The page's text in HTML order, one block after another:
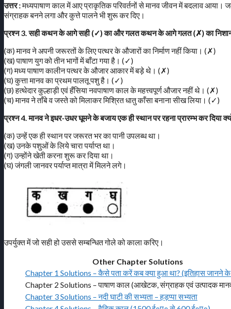
उत्तर :मध्यपाषाण काल में आए प्राकृतिक परिवर्तनों से मानव जीवन में बदलाव
संग्राहक बनने लगा और कुत्ते पालने भी शुरू कर दिए।
प्रश्न 3. सही कथन के आगे सही (✓) का और गलत कथन के आगे गलत (✗) का निशान
(क) मानव ने अपनी जरूरतों के लिए पत्थर के औजारों का निर्माण नहीं किया। (✗)
(ख) पाषाण युग को तीन भागों में बाँटा गया है। (✓)
(ग) मध्य पाषाण कालीन पत्थर के औजार आकार में बड़े थे। (✗)
(घ) कुत्ता मानव का प्रथम पालतू पशु है। (✓)
(छ) हत्थेदार कुल्हाड़ी एवं हँसिया नवपाषाण काल के महत्त्वपूर्ण औजार नहीं थे। (✗)
(च) मानव ने ताँबे व जस्ते को मिलाकर मिश्रित धातु काँसा बनाना सीख लिया। (✓)
प्रश्न 4. मानव ने इधर-उधर घूमने के बजाय एक ही स्थान पर रहना प्रारम्भ कर दिया
(क) उन्हें एक ही स्थान पर जरूरत भर का पानी उपलब्ध था।
(ख) उनके पशुओं के लिये चारा पर्याप्त था।
(ग) उन्होंने खेती करना शुरू कर दिया था।
(घ) जंगली जानवर पर्याप्त मात्रा में मिलने लगे।
उपर्युक्त में जो सही हो उससे सम्बन्धित गोले को काला करिए।
Other Chapter Solutions
Chapter 1 Solutions – कैसे पता करें कब क्या हुआ था? (इतिहास जानने
Chapter 2 Solutions – पाषाण काल (आखेटक, संग्राहक एवं उत्पादक
Chapter 3 Solutions – नदी घाटी की सभ्यता – हड़प्पा सभ्यता